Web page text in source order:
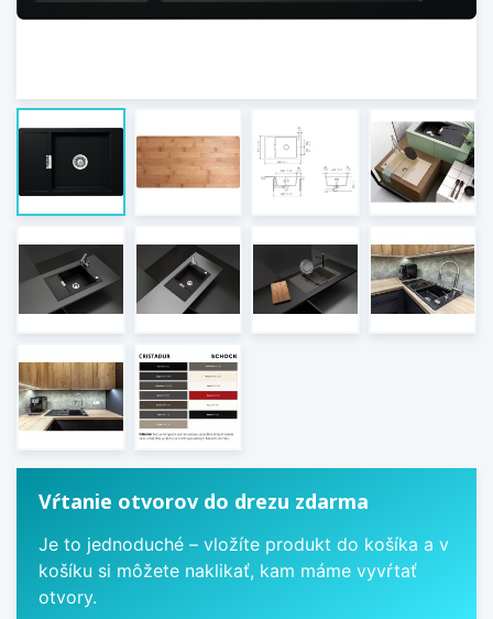
Vŕtanie otvorov do drezu zdarma
Je to jednoduché – vložíte produkt do košíka a v
košíku si môžete naklikať, kam máme vyvŕtať
otvory.